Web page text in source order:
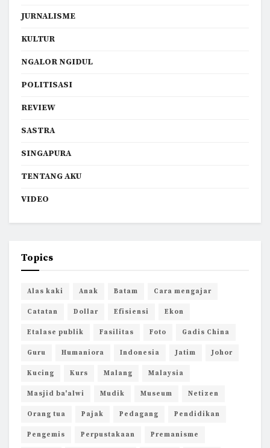
JURNALISME
KULTUR
NGALOR NGIDUL
POLITISASI
REVIEW
SASTRA
SINGAPURA
TENTANG AKU
VIDEO
Topics
Alas kaki Anak Batam Cara mengajar
Catatan Dollar Efisiensi Ekon
Etalase publik Fasilitas Foto Gadis China
Guru Humaniora Indonesia Jatim Johor
Kucing Kurs Malang Malaysia
Masjid ba'alwi Mudik Museum Netizen
Orang tua Pajak Pedagang Pendidikan
Pengemis Perpustakaan Premanisme